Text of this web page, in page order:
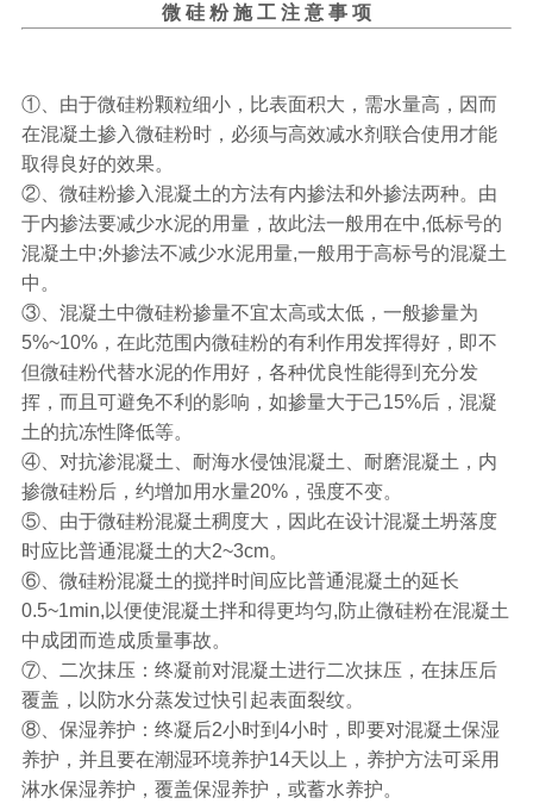
微 硅 粉 施 工 注 意 事 项
①、由于微硅粉颗粒细小，比表面积大，需水量高，因而
在混凝土掺入微硅粉时，必须与高效减水剂联合使用才能
取得良好的效果。
②、微硅粉掺入混凝土的方法有内掺法和外掺法两种。由
于内掺法要减少水泥的用量，故此法一般用在中,低标号的
混凝土中;外掺法不减少水泥用量,一般用于高标号的混凝土
中。
③、混凝土中微硅粉掺量不宜太高或太低，一般掺量为
5%~10%，在此范围内微硅粉的有利作用发挥得好，即不
但微硅粉代替水泥的作用好，各种优良性能得到充分发
挥，而且可避免不利的影响，如掺量大于己15%后，混凝
土的抗冻性降低等。
④、对抗渗混凝土、耐海水侵蚀混凝土、耐磨混凝土，内
掺微硅粉后，约增加用水量20%，强度不变。
⑤、由于微硅粉混凝土稠度大，因此在设计混凝土坍落度
时应比普通混凝土的大2~3cm。
⑥、微硅粉混凝土的搅拌时间应比普通混凝土的延长
0.5~1min,以便使混凝土拌和得更均匀,防止微硅粉在混凝土
中成团而造成质量事故。
⑦、二次抹压：终凝前对混凝土进行二次抹压，在抹压后
覆盖，以防水分蒸发过快引起表面裂纹。
⑧、保湿养护：终凝后2小时到4小时，即要对混凝土保湿
养护，并且要在潮湿环境养护14天以上，养护方法可采用
淋水保湿养护，覆盖保湿养护，或蓄水养护。